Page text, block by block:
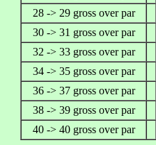
28 -> 29 gross over par
30 -> 31 gross over par
32 -> 33 gross over par
34 -> 35 gross over par
36 -> 37 gross over par
38 -> 39 gross over par
40 -> 40 gross over par